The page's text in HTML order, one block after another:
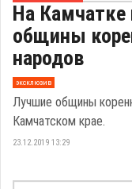
На Камчатке
общины
народов
эксклюзив
Лучшие общины
Камчатском крае.
23.12.2019 13:29